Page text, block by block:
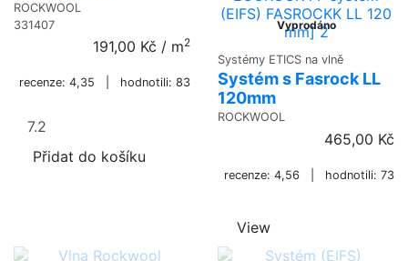
ROCKWOOL
331407
191,00 Kč / m2
recenze: 4,35 | hodnotili: 83
Přidat do košíku
Vyprodáno
Systémy ETICS na vlně
Systém s Fasrock LL
120mm
ROCKWOOL
465,00 Kč
recenze: 4,56 | hodnotili: 73
View